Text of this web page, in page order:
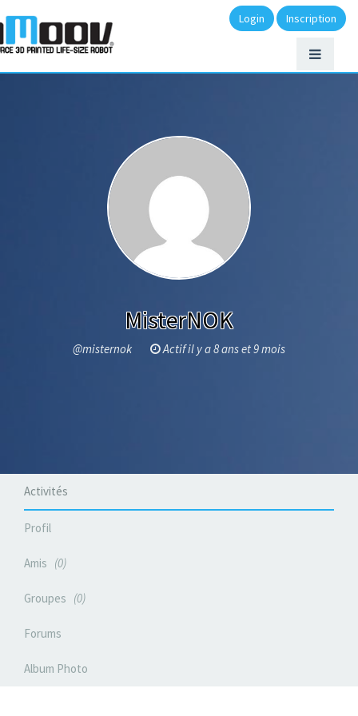
Login Inscription
MisterNOK
@misternok Actif il y a 8 ans et 9 mois
Activités
Profil
Amis 0
Groupes 0
Forums
Album Photo